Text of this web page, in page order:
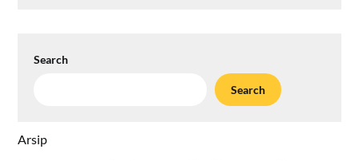
Search
Search
Arsip